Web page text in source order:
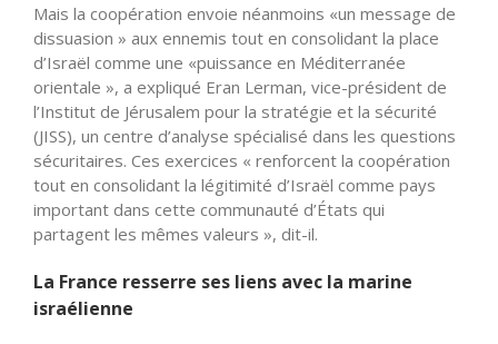
Mais la coopération envoie néanmoins «un message de
dissuasion » aux ennemis tout en consolidant la place
d’Israël comme une «puissance en Méditerranée
orientale », a expliqué Eran Lerman, vice-président de
l’Institut de Jérusalem pour la stratégie et la sécurité
(JISS), un centre d’analyse spécialisé dans les questions
sécuritaires. Ces exercices « renforcent la coopération
tout en consolidant la légitimité d’Israël comme pays
important dans cette communauté d’États qui
partagent les mêmes valeurs », dit-il.
La France resserre ses liens avec la marine
israélienne